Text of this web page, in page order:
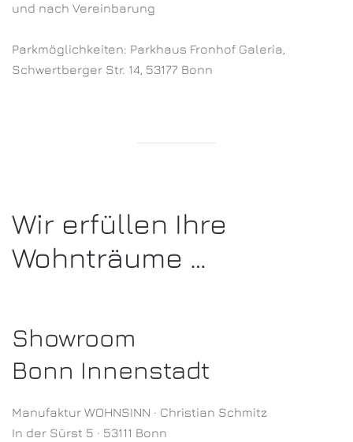
und nach Vereinbarung
Parkmöglichkeiten: Parkhaus Fronhof Galeria,
Schwertberger Str. 14, 53177 Bonn
Wir erfüllen Ihre
Wohnträume …
Showroom
Bonn Innenstadt
Manufaktur WOHNSINN · Christian Schmitz
In der Sürst 5 · 53111 Bonn